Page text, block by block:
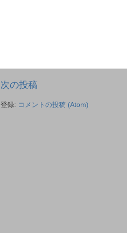
次の投稿
登録: コメントの投稿 (Atom)